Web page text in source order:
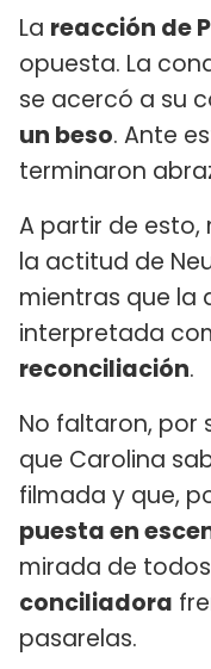
La reacción de
opuesta. La
se acercó a su
un beso. Ante
terminaron
A partir de
la actitud de
mientras que la
interpretada
reconciliación.
No faltaron, por
que Carolina
filmada y que,
puesta en
mirada de
conciliadora
pasarelas.